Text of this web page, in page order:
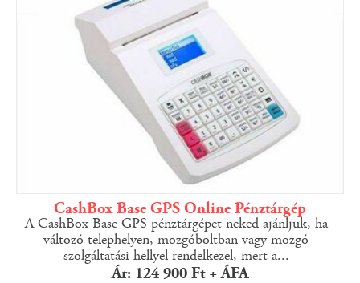
CashBox Base GPS Online Pénztárgép
A CashBox Base GPS pénztárgépet neked ajánljuk, ha
változó telephelyen, mozgóboltban vagy mozgó
szolgáltatási hellyel rendelkezel, mert a...
Ár: 124 900 Ft + ÁFA